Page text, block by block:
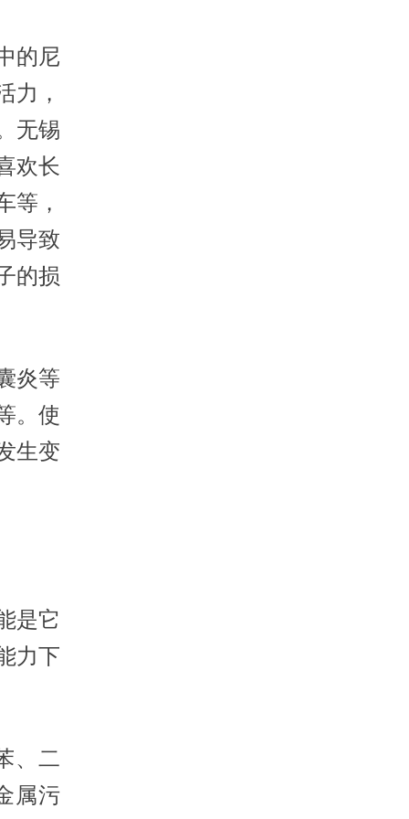
的尼
力，
无锡
欢长
等，
导致
的损
炎等
。使
生变
是它
力下
、二
属污